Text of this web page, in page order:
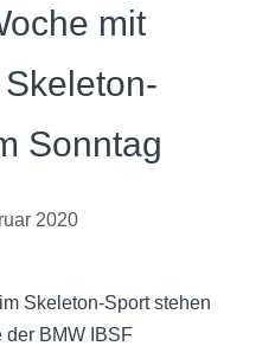
mit
Sonntag
2020
Skeleton-Sport stehen
der BMW IBSF